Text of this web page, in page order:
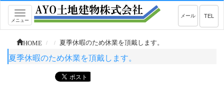
Toggle
navigation
メニュー
TEL
メール
HOME 夏季休暇のため休業を頂戴します。
夏季休暇のため休業を頂戴します。